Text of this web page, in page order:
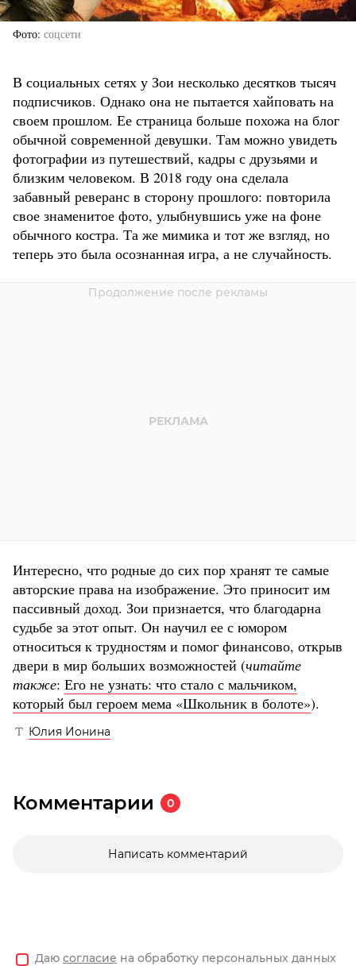
Фото соцсети
В социальных сетях у Зои несколько десятков тысяч
подписчиков. Однако она не пытается хайповать на
своем прошлом. Ее страница больше похожа на блог
обычной современной девушки. Там можно увидеть
фотографии из путешествий, кадры с друзьями и
близким человеком. В 2018 году она сделала
забавный реверанс в сторону прошлого: повторила
свое знаменитое фото, улыбнувшись уже на фоне
обычного костра. Та же мимика и тот же взгляд, но
теперь это была осознанная игра, а не случайность.
Интересно, что родные до сих пор хранят те самые
авторские права на изображение. Это приносит им
пассивный доход. Зои признается, что благодарна
судьбе за этот опыт. Он научил ее с юмором
относиться к трудностям и помог финансово, открыв
двери в мир больших возможностей (читайте
также: Его не узнать: что стало с мальчиком,
который был героем мема «Школьник в болоте»).
Юлия Ионина
Комментарии 0
Написать комментарий
Даю согласие на обработку персональных данных